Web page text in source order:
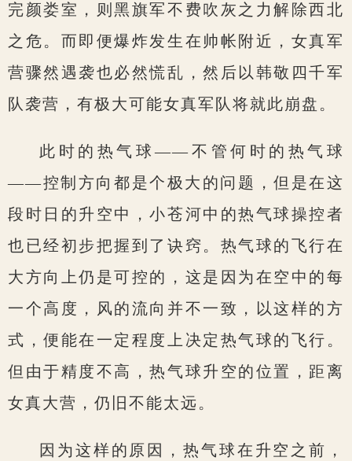
完颜娄室，则黑旗军不费吹灰之力解除西北
之危。而即便爆炸发生在帅帐附近，女真军
营骤然遇袭也必然慌乱，然后以韩敬四千军
队袭营，有极大可能女真军队将就此崩盘。
此时的热气球——不管何时的热气球
——控制方向都是个极大的问题，但是在这
段时日的升空中，小苍河中的热气球操控者
也已经初步把握到了诀窍。热气球的飞行在
大方向上仍是可控的，这是因为在空中的每
一个高度，风的流向并不一致，以这样的方
式，便能在一定程度上决定热气球的飞行。
但由于精度不高，热气球升空的位置，距离
女真大营，仍旧不能太远。
因为这样的原因，热气球在升空之前，